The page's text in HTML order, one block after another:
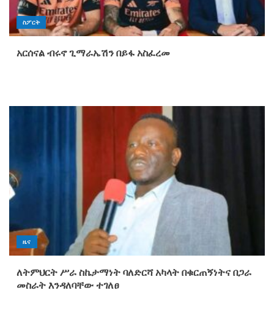
ስፖርት
አርሰናል ብሩኖ ጊማራኤሽን በይፋ አስፈረመ
ዜና
ለትምህርት ሥራ ስኬታማነት ባለድርሻ አካላት በቁርጠኝነትና በጋራ
መስራት እንዳለባቸው ተገለፀ